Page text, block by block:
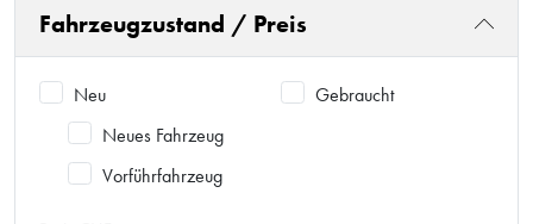
Fahrzeugzustand / Preis
Neu
Neues Fahrzeug
Vorführfahrzeug
Gebraucht